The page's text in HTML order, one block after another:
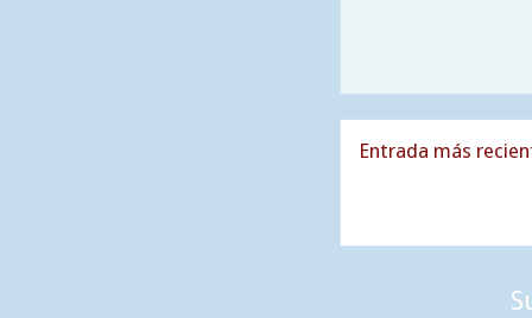
Entrada más